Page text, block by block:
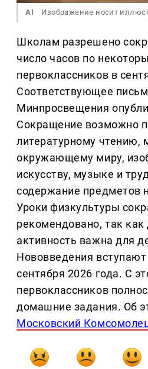
AI Изображение носит
Школам разрешено
число часов по
первоклассников в
Соответствующее
Минпросвещения
Сокращение возможно
литературному чтению,
окружающему миру,
искусству, музыке и
содержание предметов
Уроки физкультуры
рекомендовано, так как
активность важна для
Нововведения вступают
сентября 2026 года. С
первоклассников
домашние задания. Об
Московский